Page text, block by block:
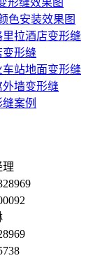
形缝效果图
色安装效果图
里拉酒店变形缝
变形缝
站地面变形缝
墙变形缝
案例
理